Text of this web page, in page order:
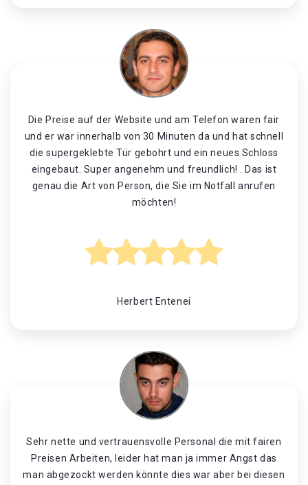
Die Preise auf der Website und am Telefon waren fair
und er war innerhalb von 30 Minuten da und hat schnell
die supergeklebte Tür gebohrt und ein neues Schloss
eingebaut. Super angenehm und freundlich! . Das ist
genau die Art von Person, die Sie im Notfall anrufen
möchten!
Herbert Entenei
Sehr nette und vertrauensvolle Personal die mit fairen
Preisen Arbeiten, leider hat man ja immer Angst das
man abgezockt werden könnte dies war aber bei diesen